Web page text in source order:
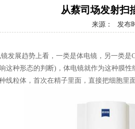
从蔡司场发射扫
来源： 发布
趋势上看，一类是体电镜，另一类是
这种形态的判断)，体电镜就作为这种膜
线粒体，首次在精子里面，直接把细胞里